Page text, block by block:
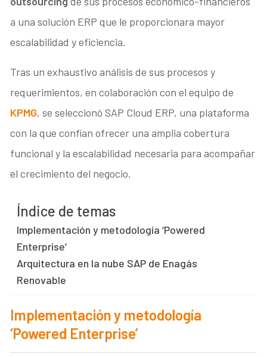
a una solución ERP que le proporcionara mayor
escalabilidad y eficiencia.
Tras un exhaustivo análisis de sus procesos y
requerimientos, en colaboración con el equipo de
KPMG, se seleccionó SAP Cloud ERP, una plataforma
con la que confían ofrecer una amplia cobertura
funcional y la escalabilidad necesaria para acompañar
el crecimiento del negocio.
Índice de temas
Implementación y metodología ‘Powered
Enterprise’
Arquitectura en la nube SAP de Enagás
Renovable
Implementación y metodología
‘Powered Enterprise’